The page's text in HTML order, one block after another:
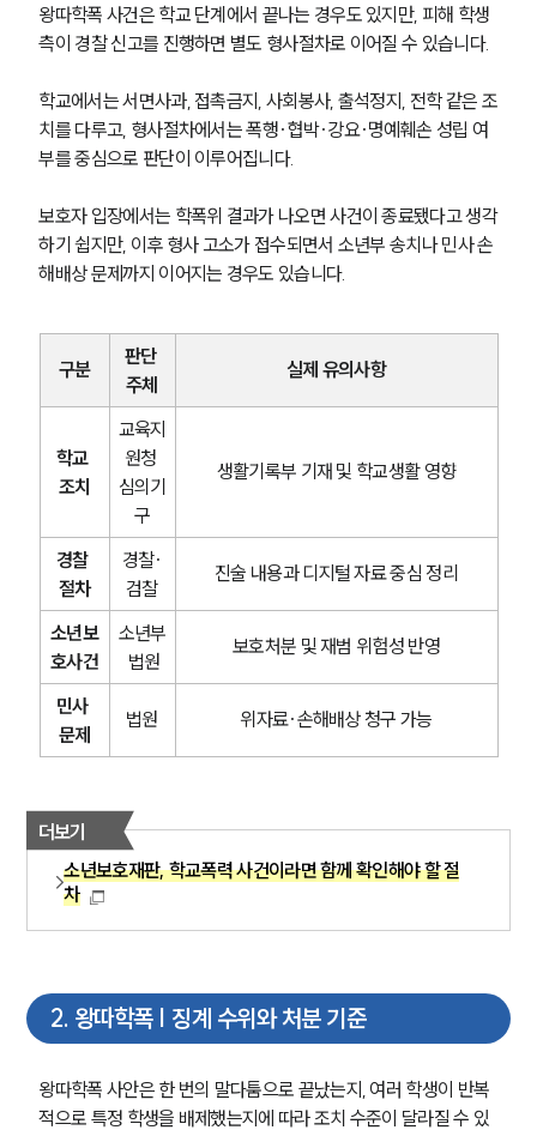
왕따학폭 사건은 학교 단계에서 끝나는 경우도 있지만, 피해 학생
측이 경찰 신고를 진행하면 별도 형사절차로 이어질 수 있습니다.
학교에서는 서면사과, 접촉금지, 사회봉사, 출석정지, 전학 같은 조
치를 다루고, 형사절차에서는 폭행·협박·강요·명예훼손 성립 여
부를 중심으로 판단이 이루어집니다.
보호자 입장에서는 학폭위 결과가 나오면 사건이 종료됐다고 생각
하기 쉽지만, 이후 형사 고소가 접수되면서 소년부 송치나 민사 손
해배상 문제까지 이어지는 경우도 있습니다.
구분
판단
주체
실제 유의사항
학교
조치
교육지
원청
심의기
구
생활기록부 기재 및 학교생활 영향
경찰
절차
경찰·
검찰
진술 내용과 디지털 자료 중심 정리
소년보
호사건
소년부
법원
보호처분 및 재범 위험성 반영
민사
문제
법원 위자료·손해배상 청구 가능
더보기
소년보호재판, 학교폭력 사건이라면 함께 확인해야 할 절
차
2. 왕따학폭 | 징계 수위와 처분 기준
왕따학폭 사안은 한 번의 말다툼으로 끝났는지, 여러 학생이 반복
적으로 특정 학생을 배제했는지에 따라 조치 수준이 달라질 수 있